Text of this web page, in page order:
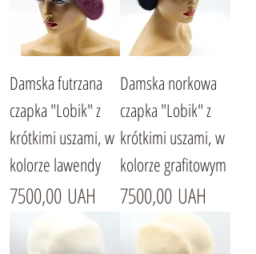
Damska futrzana
czapka "Lobik" z
krótkimi uszami, w
kolorze lawendy
Cena
7500,00 UAH
Damska norkowa
czapka "Lobik" z
krótkimi uszami, w
kolorze grafitowym
Cena
7500,00 UAH